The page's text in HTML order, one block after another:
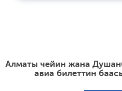
Алматы чейин жана
авиа билеттин